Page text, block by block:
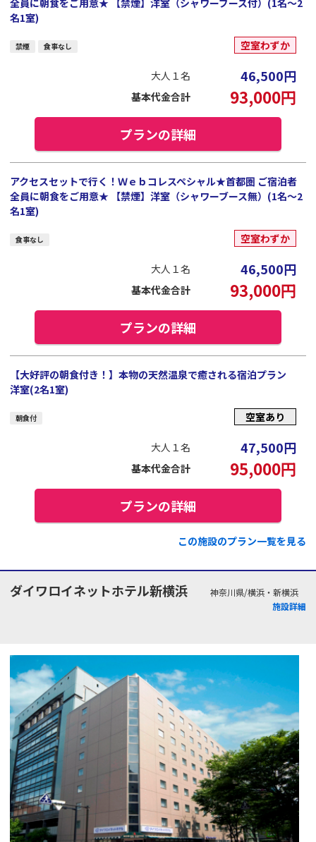
全員に朝食をご用意★ 【禁煙】洋室（シャワーブース付）(1名～2
名1室)
禁煙 食事なし 空室わずか
大人１名 46,500円
基本代金合計 93,000円
プランの詳細
アクセスセットで行く！Ｗｅｂコレスペシャル★首都圏 ご宿泊者
全員に朝食をご用意★ 【禁煙】洋室（シャワーブース無）(1名～2
名1室)
食事なし 空室わずか
大人１名 46,500円
基本代金合計 93,000円
プランの詳細
【大好評の朝食付き！】本物の天然温泉で癒される宿泊プラン
洋室(2名1室)
朝食付 空室あり
大人１名 47,500円
基本代金合計 95,000円
プランの詳細
この施設のプラン一覧を見る
ダイワロイネットホテル新横浜
神奈川県/横浜・新横浜
施設詳細